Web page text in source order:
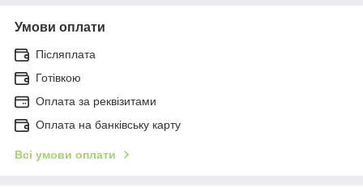
Умови оплати
Післяплата
Готівкою
Оплата за реквізитами
Оплата на банківську карту
Всі умови оплати